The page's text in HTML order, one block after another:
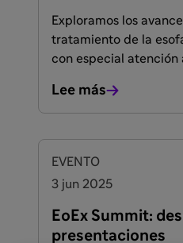
Exploramos los
tratamiento de la
con especial atención
clínica.
Lee más
EVENTO
3 jun 2025
EoEx Summit:
presentaciones